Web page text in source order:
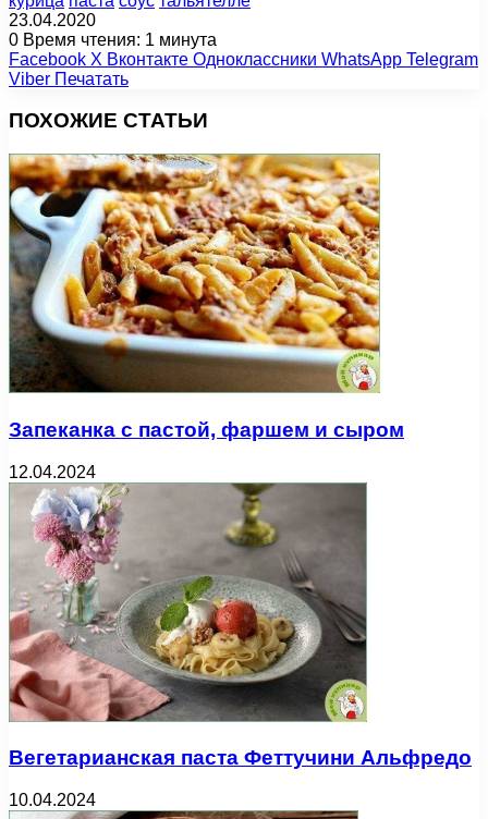
23.04.2020
0 Время чтения: 1 минута
Facebook X Вконтакте Одноклассники WhatsApp Telegram
Viber Печатать
ПОХОЖИЕ СТАТЬИ
Запеканка с пастой, фаршем и сыром
12.04.2024
Вегетарианская паста Феттучини Альфредо
10.04.2024